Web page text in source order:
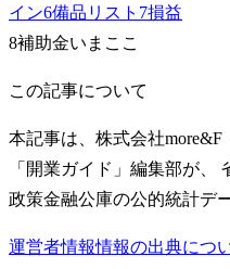
イン6備品リスト 7損益
8補助金いまここ
この記事について
本記事は、株式会社
「開業ガイド」編集部が、
政策金融公庫の公的統計デ
運営者情報情報の出典につ